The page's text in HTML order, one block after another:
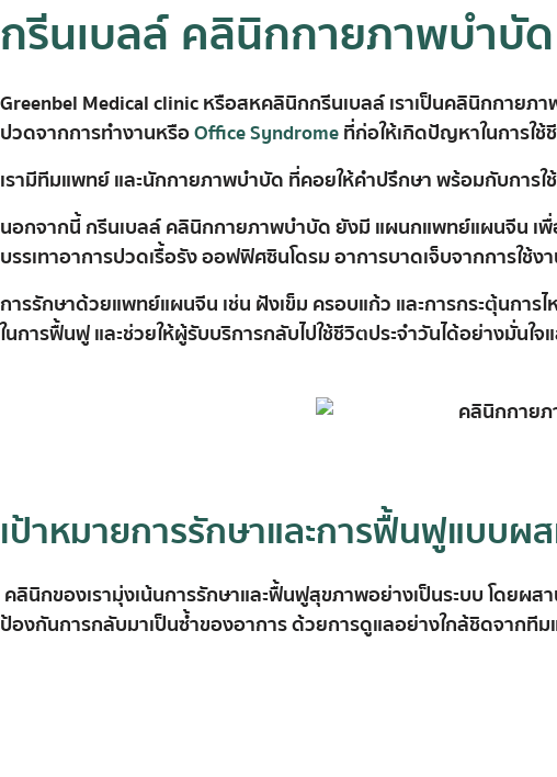
The First Wealth is Health
Book an appointment
กรีนเบลล์ คลินิกกายภาพบำบัด
Greenbel Medical clinic หรือสหคลินิกกรีนเบลล์ เราเป็นคลินิกกาย
ปวดจากการทำงานหรือOffice Syndromeที่ก่อให้เกิดปัญหาในการใช้
เรามีทีมแพทย์ และนักกายภาพบำบัด ที่คอยให้คำปรึกษา พร้อมกับการใ
นอกจากนี้ กรีนเบลล์ คลินิกกายภาพบำบัด ยังมี แผนกแพทย์แผนจีน เ
บรรเทาอาการปวดเรื้อรัง ออฟฟิศซินโดรม อาการบาดเจ็บจากการใ
การรักษาด้วยแพทย์แผนจีน เช่น ฝังเข็ม ครอบแก้ว และการกระตุ้นการ
ในการฟื้นฟู และช่วยให้ผู้รับบริการกลับไปใช้ชีวิตประจำวันได้อย่างมั่นใจ
เป้าหมายการรักษาและการฟื้นฟูแบบผ
คลินิกของเรามุ่งเน้นการรักษาและฟื้นฟูสุขภาพอย่างเป็นระบบ โดย
ป้องกันการกลับมาเป็นซ้ำของอาการ ด้วยการดูแลอย่างใกล้ชิดจาก